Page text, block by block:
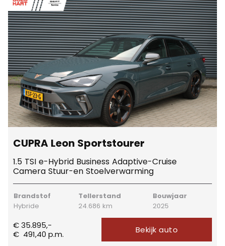
CUPRA Leon Sportstourer
1.5 TSI e-Hybrid Business Adaptive-Cruise
Camera Stuur-en Stoelverwarming
Brandstof
Hybride
Tellerstand
24.686 km
Bouwjaar
2025
€ 35.895,-
€ 491,40 p.m. Bekijk auto